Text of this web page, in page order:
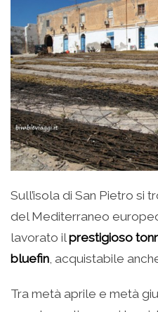
Sull’isola di San Pietro si
del Mediterraneo
lavorato il prestigioso
bluefin , acquistabile
Tra metà aprile e metà